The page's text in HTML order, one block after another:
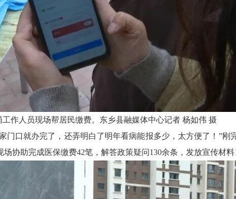
工作人员现场帮居民缴费。东乡县融媒体中心记者 杨如伟 摄
门口就办完了，还弄明白了明年看病能报多少，太方便了！”刚
协助完成医保缴费42笔，解答政策疑问130余条，发放宣传材料